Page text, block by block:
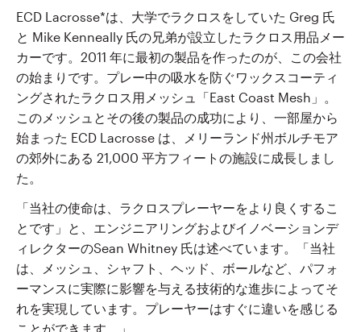
ECD Lacrosse*は、大学でラクロスをしていた Greg 氏
と Mike Kenneally 氏の兄弟が設立したラクロス用品メー
カーです。2011 年に最初の製品を作ったのが、この会社
の始まりです。プレー中の吸水を防ぐワックスコーティ
ングされたラクロス用メッシュ「East Coast Mesh」。
このメッシュとその後の製品の成功により、一部屋から
始まった ECD Lacrosse は、メリーランド州ボルチモア
の郊外にある 21,000 平方フィートの施設に成長しまし
た。
「当社の使命は、ラクロスプレーヤーをより良くするこ
とです」と、エンジニアリングおよびイノベーションデ
ィレクターのSean Whitney 氏は述べています。「当社
は、メッシュ、シャフト、ヘッド、ボールなど、パフォ
ーマンスに実際に影響を与える技術的な進歩によってそ
れを実現しています。プレーヤーはすぐに違いを感じる
ことができます。」